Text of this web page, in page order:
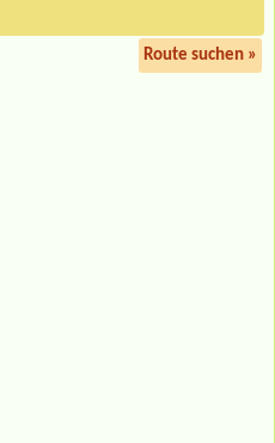
Route suchen »